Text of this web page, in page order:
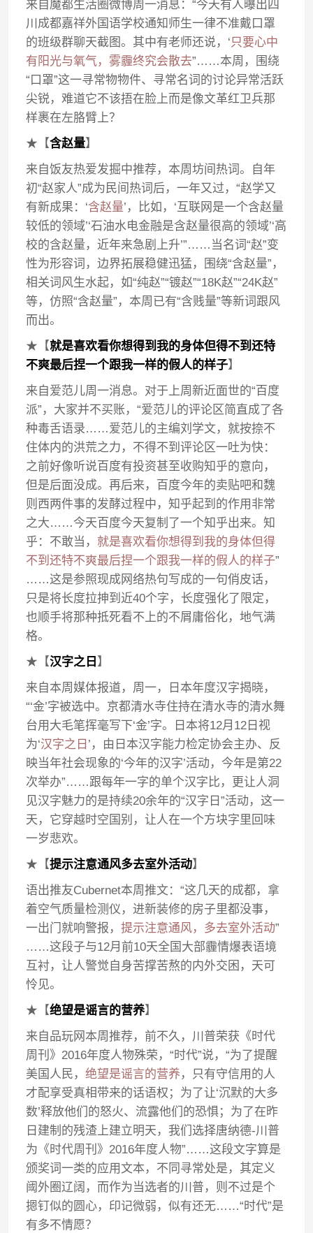
来自魔都生活圈微博周一消息：“今天有人曝出四
川成都嘉祥外国语学校通知师生一律不准戴口罩
的班级群聊天截图。其中有老师还说，‘只要心中
有阳光与氧气，雾霾终究会散去”……本周，围绕
“口罩”这一寻常物物件、寻常名词的讨论异常活跃
尖锐，难道它不该捂在脸上而是像文革红卫兵那
样裹在左胳臂上？
★【含赵量】
来自饭友热爱发掘中推荐，本周坊间热词。自年
初“赵家人”成为民间热词后，一年又过，“赵学又
有新成果：‘含赵量’，比如，‘互联网是一个含赵量
较低的领域’‘石油水电金融是含赵量很高的领域’‘高
校的含赵量，近年来急剧上升’”……当名词“赵”变
性为形容词，边界拓展稳健迅猛，围绕“含赵量”，
相关词风生水起，如“纯赵”“镀赵”“18K赵”“24K赵”
等，仿照“含赵量”，本周已有“含贱量”等新词跟风
而出。
★【就是喜欢看你想得到我的身体但得不到还特
不爽最后捏一个跟我一样的假人的样子】
来自爱范儿周一消息。对于上周新近面世的“百度
派”，大家并不买账，“爱范儿的评论区简直成了各
种毒舌语录……爱范儿的主编刘学文，就按捺不
住体内的洪荒之力，不得不到评论区一吐为快：
之前好像听说百度有投资甚至收购知乎的意向，
但是后面没成。再后来，百度今年的卖贴吧和魏
则西两件事的发酵过程中，知乎起到的作用非常
之大……今天百度今天复制了一个知乎出来。知
乎：不敢当， 就是喜欢看你想得到我的身体但得
不到还特不爽最后捏一个跟我一样的假人的样子”
……这是参照现成网络热句写成的一句俏皮话，
只是将长度拉抻到近40个字，长度强化了限定，
也顺手将那种抵死看不上的不屑庸俗化，地气满
格。
★【汉字之日 】
来自本周媒体报道，周一，日本年度汉字揭晓，
“‘金’字被选中。京都清水寺住持在清水寺的清水舞
台用大毛笔挥毫写下‘金’字。日本将12月12日视
为‘汉字之日 ’，由日本汉字能力检定协会主办、反
映当年社会现象的‘今年的汉字’活动，今年是第22
次举办”……跟每年一字的单个汉字比，更让人洞
见汉字魅力的是持续20余年的“汉字日”活动，这一
天，它穿越时空国别，让人在一个方块字里回味
一岁悲欢。
★【提示注意通风多去室外活动】
语出推友Cubernet本周推文：“这几天的成都，拿
着空气质量检测仪，进新装修的房子里都没事，
一出门就响警报，提示注意通风，多去室外活动”
……这段子与12月前10天全国大部霾情爆表语境
互衬，让人警觉自身苦撑苦熬的内外交困，天可
怜见。
★【绝望是谣言的营养】
来自品玩网本周推荐，前不久，川普荣获《时代
周刊》2016年度人物殊荣，“时代”说，“为了提醒
美国人民，绝望是谣言的营养 ，只有守信用的人
才配享受真相带来的话语权；为了让‘沉默的大多
数’释放他们的怒火、流露他们的恐惧；为了在昨
日建制的残渣上建立明天，我们选择唐纳德-川普
为《时代周刊》2016年度人物”……这段文字算是
颁奖词一类的应用文本，不同寻常处是，其定义
阈外圈辽阔，而作为当选者的川普，则不过是个
摁钉似的圆心，印记微弱，似有还无……“时代”是
有多不情愿？